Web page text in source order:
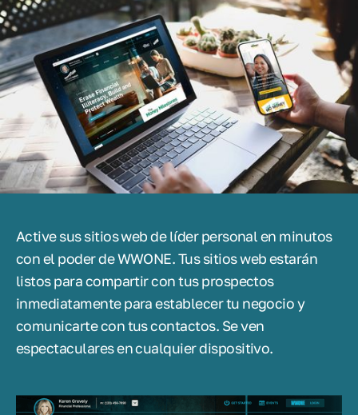
Active sus sitios web de líder personal en minutos
con el poder de WWONE. Tus sitios web estarán
listos para compartir con tus prospectos
inmediatamente para establecer tu negocio y
comunicarte con tus contactos. Se ven
espectaculares en cualquier dispositivo.